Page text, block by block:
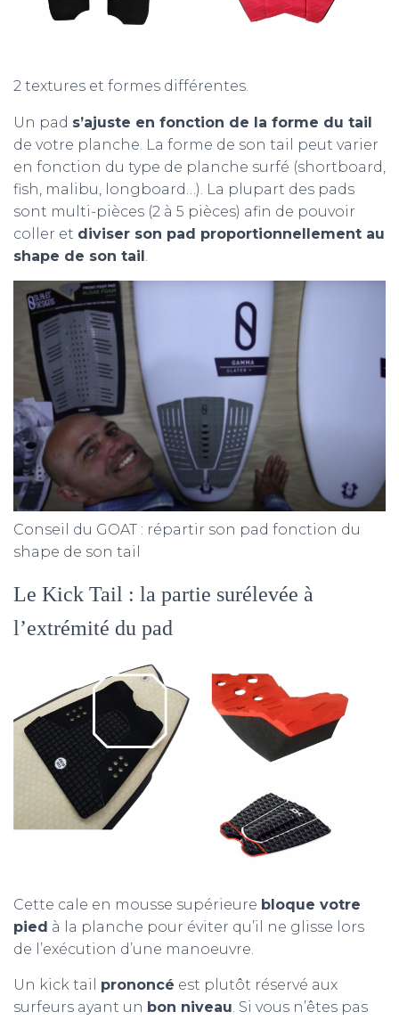
2 textures et formes différentes.
Un pad s’ajuste en fonction de la forme du tail
de votre planche. La forme de son tail peut varier
en fonction du type de planche surfé (shortboard,
fish, malibu, longboard…). La plupart des pads
sont multi-pièces (2 à 5 pièces) afin de pouvoir
coller et diviser son pad proportionnellement au
shape de son tail.
Conseil du GOAT : répartir son pad fonction du
shape de son tail
Le Kick Tail : la partie surélevée à
l’extrémité du pad
Cette cale en mousse supérieure bloque votre
pied à la planche pour éviter qu’il ne glisse lors
de l’exécution d’une manoeuvre.
Un kick tail prononcé est plutôt réservé aux
surfeurs ayant un bon niveau. Si vous n’êtes pas